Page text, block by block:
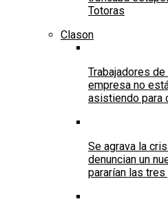
Totoras
Clason
Trabajadores
empresa no
asistiendo para
Se agrava la
denuncian un
pararían las tres